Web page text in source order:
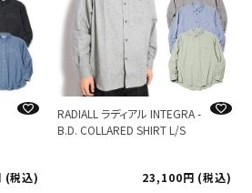
税込
RADIALL ラディアル INTEGRA -
B.D. COLLARED SHIRT L/S
23,100 税込